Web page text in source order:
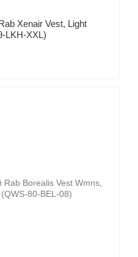
Xenair Vest, Light
LKH-XXL)